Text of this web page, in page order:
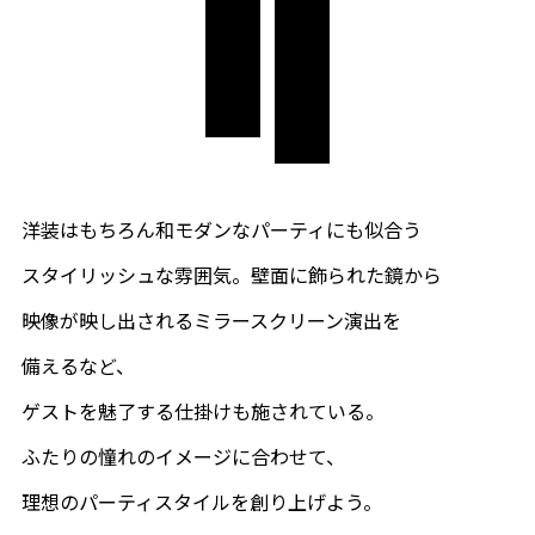
洋装はもちろん和モダンなパーティにも似合う
スタイリッシュな雰囲気。壁面に飾られた鏡から
映像が映し出されるミラースクリーン演出を
備えるなど、
ゲストを魅了する仕掛けも施されている。
ふたりの憧れのイメージに合わせて、
理想のパーティスタイルを創り上げよう。